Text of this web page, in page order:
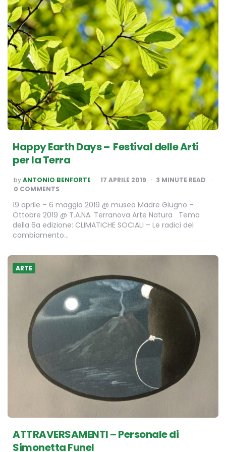
Happy Earth Days – Festival delle Arti
per la Terra
POSTED
BY
byANTONIO BENFORTE 17 APRILE 2019 3 MINUTE READ
0 COMMENTS
19 aprile – 6 maggio 2019 @ museo Madre Giugno –
Ottobre 2019 @ T.A.NA. Terranova Arte Natura Tema
della 6a edizione: CLIMATICHE SOCIALI – Le radici del
cambiamento…
ARTE
ATTRAVERSAMENTI – Personale di
Simonetta Funel